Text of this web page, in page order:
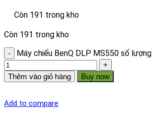
Còn 191 trong kho
Còn 191 trong kho
Máy chiếu BenQ DLP MS550 số lượng
Thêm vào giỏ hàng Buy now
Add to compare